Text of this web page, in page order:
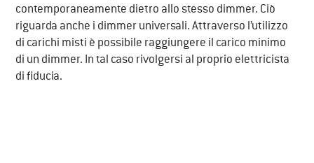
contemporaneamente dietro allo stesso dimmer. Ciò
riguarda anche i dimmer universali. Attraverso l’utilizzo
di carichi misti è possibile raggiungere il carico minimo
di un dimmer. In tal caso rivolgersi al proprio elettricista
di fiducia.